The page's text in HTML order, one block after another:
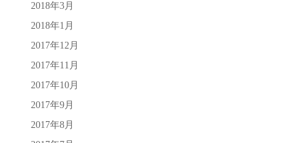
2018年3月
2018年1月
2017年12月
2017年11月
2017年10月
2017年9月
2017年8月